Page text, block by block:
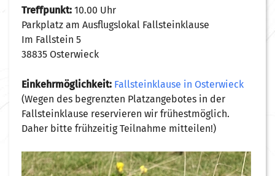
Treffpunkt: 10.00 Uhr
Parkplatz am Ausflugslokal Fallsteinklause
Im Fallstein 5
38835 Osterwieck
Einkehrmöglichkeit: Fallsteinklause in Osterwieck
(Wegen des begrenzten Platzangebotes in der
Fallsteinklause reservieren wir frühestmöglich.
Daher bitte frühzeitig Teilnahme mitteilen!)